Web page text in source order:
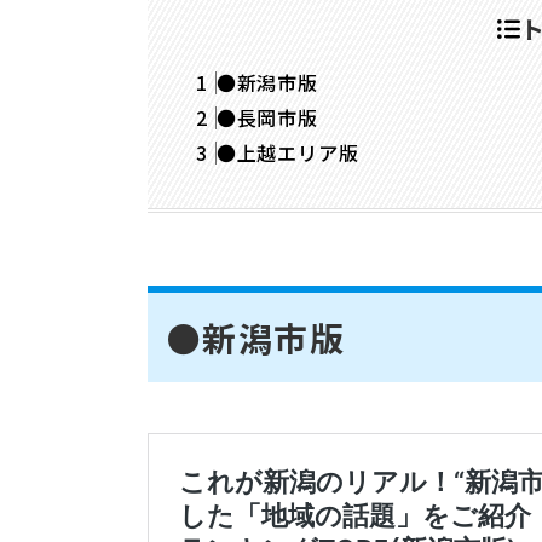
●新潟市版
●長岡市版
●上越エリア版
●新潟市版